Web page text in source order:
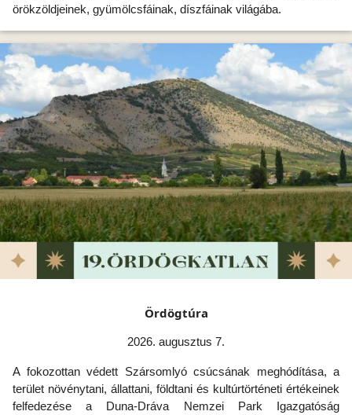
örökzöldjeinek, gyümölcsfáinak, díszfáinak világába.
Ördögtúra
2026. augusztus 7.
A fokozottan védett Szársomlyó csúcsának meghódítása, a
terület növénytani, állattani, földtani és kultúrtörténeti értékeinek
felfedezése a Duna-Dráva Nemzei Park Igazgatóság